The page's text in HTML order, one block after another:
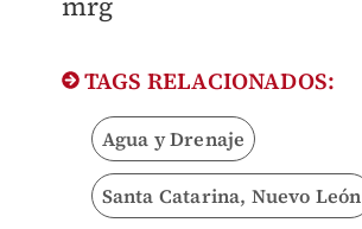
TAGS RELACIONADOS:
Agua y Drenaje
Santa Catarina, Nuevo León